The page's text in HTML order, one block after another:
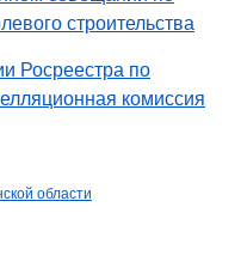
строительства
Росреестра по
комиссия
области